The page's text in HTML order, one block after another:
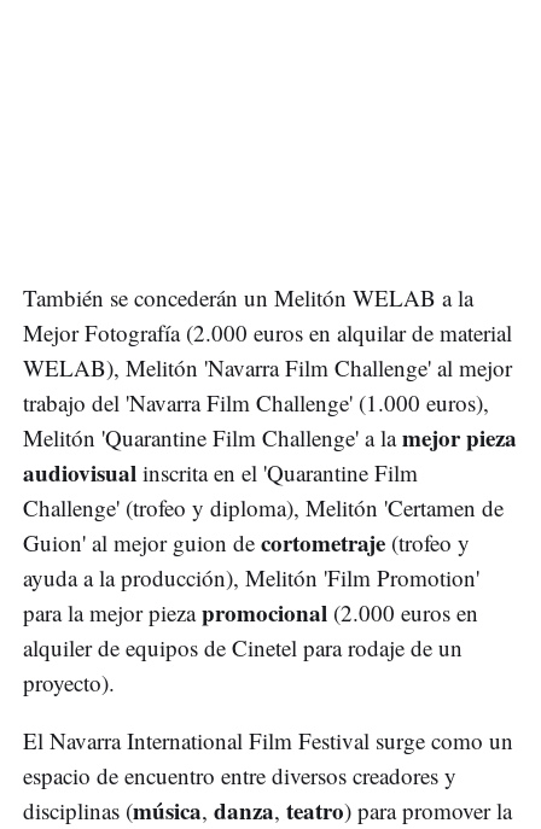
También se concederán un Melitón WELAB a la
Mejor Fotografía (2.000 euros en alquilar de material
WELAB), Melitón 'Navarra Film Challenge' al mejor
trabajo del 'Navarra Film Challenge' (1.000 euros),
Melitón 'Quarantine Film Challenge' a lamejor pieza
audiovisual inscrita en el 'Quarantine Film
Challenge' (trofeo y diploma), Melitón 'Certamen de
Guion' al mejor guion de cortometraje (trofeo y
ayuda a la producción), Melitón 'Film Promotion'
para la mejor piezapromocional (2.000 euros en
alquiler de equipos de Cinetel para rodaje de un
proyecto).
El Navarra International Film Festival surge como un
espacio de encuentro entre diversos creadores y
disciplinas (música, danza, teatro) para promover la